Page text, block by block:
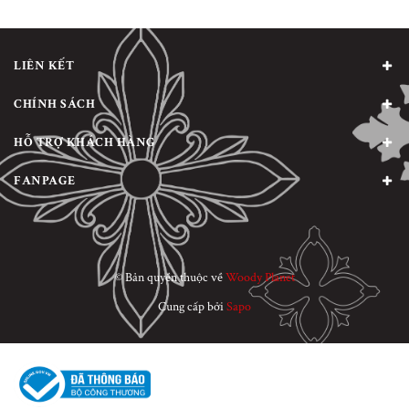
LIÊN KẾT
CHÍNH SÁCH
HỖ TRỢ KHÁCH HÀNG
FANPAGE
© Bản quyền thuộc vềWoody Planet
Cung cấp bởiSapo